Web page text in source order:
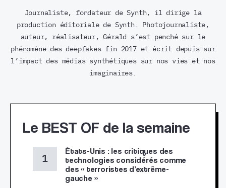
Journaliste, fondateur de Synth, il dirige la
production éditoriale de Synth. Photojournaliste,
auteur, réalisateur, Gérald s’est penché sur le
phénomène des deepfakes fin 2017 et écrit depuis sur
l’impact des médias synthétiques sur nos vies et nos
imaginaires.
Le BEST OF de la semaine
États-Unis : les critiques des
technologies considérés comme
des « terroristes d’extrême-
gauche »